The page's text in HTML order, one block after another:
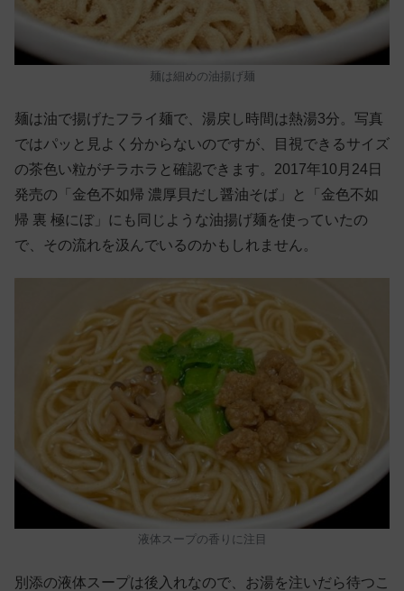
麺は細めの油揚げ麺
麺は油で揚げたフライ麺で、湯戻し時間は熱湯3分。写真
ではパッと見よく分からないのですが、目視できるサイズ
の茶色い粒がチラホラと確認できます。2017年10月24日
発売の「金色不如帰 濃厚貝だし醤油そば」と「金色不如
帰 裏 極にぼ」にも同じような油揚げ麺を使っていたの
で、その流れを汲んでいるのかもしれません。
液体スープの香りに注目
別添の液体スープは後入れなので、お湯を注いだら待つこ